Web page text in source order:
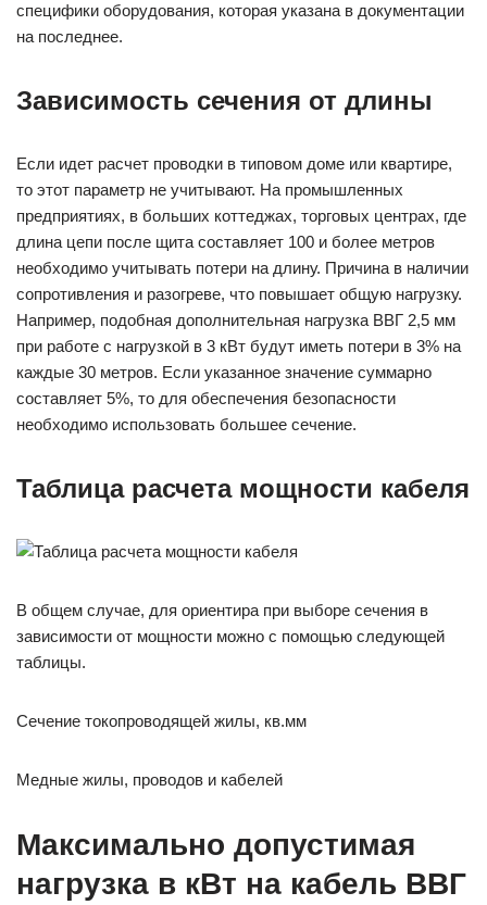
специфики оборудования, которая указана в документации
на последнее.
Зависимость сечения от длины
Если идет расчет проводки в типовом доме или квартире,
то этот параметр не учитывают. На промышленных
предприятиях, в больших коттеджах, торговых центрах, где
длина цепи после щита составляет 100 и более метров
необходимо учитывать потери на длину. Причина в наличии
сопротивления и разогреве, что повышает общую нагрузку.
Например, подобная дополнительная нагрузка ВВГ 2,5 мм
при работе с нагрузкой в 3 кВт будут иметь потери в 3% на
каждые 30 метров. Если указанное значение суммарно
составляет 5%, то для обеспечения безопасности
необходимо использовать большее сечение.
Таблица расчета мощности кабеля
В общем случае, для ориентира при выборе сечения в
зависимости от мощности можно с помощью следующей
таблицы.
Сечение токопроводящей жилы, кв.мм
Медные жилы, проводов и кабелей
Максимально допустимая
нагрузка в кВт на кабель ВВГ